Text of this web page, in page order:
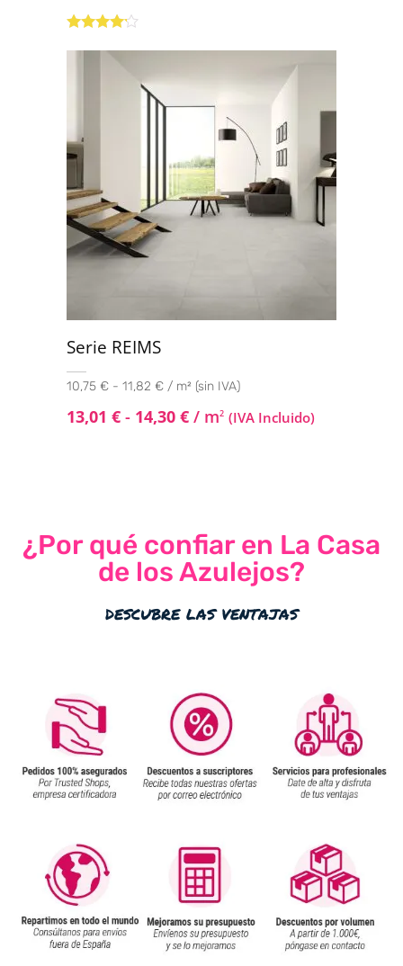
Serie REIMS
10,75 € - 11,82 € / m² (sin IVA)
13,01 € - 14,30 € / m2 (IVA Incluido)
¿Por qué confiar en La Casa
de los Azulejos?
descubre las ventajas